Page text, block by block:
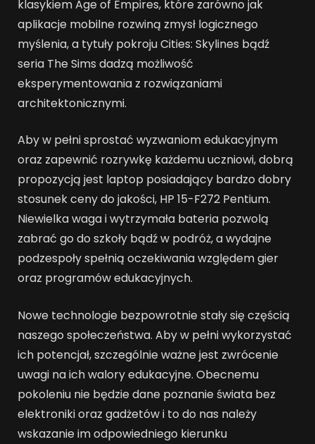
klasykiem Age of Empires, które zarówno jak
aplikacje mobilne rozwiną zmysł logicznego
myślenia, a tytuły pokroju Cities: Skylines bądź
seria The Sims dadzą możliwość
eksperymentowania z rozwiązaniami
architektonicznymi.
Aby w pełni sprostać wyzwaniom edukacyjnym
oraz zapewnić rozrywkę każdemu uczniowi, dobrą
propozycją jest laptop posiadający bardzo dobry
stosunek ceny do jakości, HP 15-F272 Pentium.
Niewielka waga i wytrzymała bateria pozwolą
zabrać go do szkoły bądź w podróż, a wydajne
podzespoły spełnią oczekiwania względem gier
oraz programów edukacyjnych.
Nowe technologie bezpowrotnie stały się częścią
naszego społeczeństwa. Aby w pełni wykorzystać
ich potencjał, szczególnie ważne jest zwrócenie
uwagi na ich walory edukacyjne. Obecnemu
pokoleniu nie będzie dane poznanie świata bez
elektroniki oraz gadżetów i to do nas należy
wskazanie im odpowiedniego kierunku